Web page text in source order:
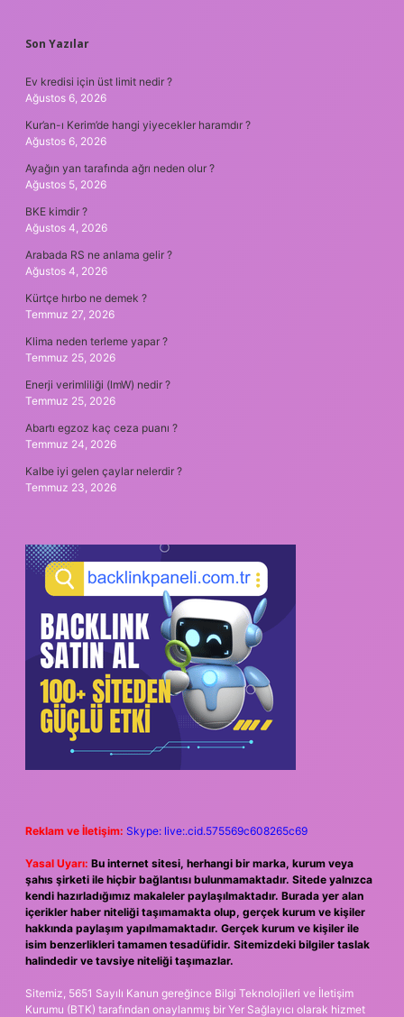
SIDEBAR
Son Yazılar
Ev kredisi için üst limit nedir ?
Ağustos 6, 2026
Kur’an-ı Kerim’de hangi yiyecekler haramdır ?
Ağustos 6, 2026
Ayağın yan tarafında ağrı neden olur ?
Ağustos 5, 2026
BKE kimdir ?
Ağustos 4, 2026
Arabada RS ne anlama gelir ?
Ağustos 4, 2026
Kürtçe hırbo ne demek ?
Temmuz 27, 2026
Klima neden terleme yapar ?
Temmuz 25, 2026
Enerji verimliliği (lmW) nedir ?
Temmuz 25, 2026
Abartı egzoz kaç ceza puanı ?
Temmuz 24, 2026
Kalbe iyi gelen çaylar nelerdir ?
Temmuz 23, 2026
Reklam ve İletişim: Skype: live:.cid.575569c608265c69
Yasal Uyarı: Bu internet sitesi, herhangi bir marka, kurum veya
şahıs şirketi ile hiçbir bağlantısı bulunmamaktadır. Sitede yalnızca
kendi hazırladığımız makaleler paylaşılmaktadır. Burada yer alan
içerikler haber niteliği taşımamakta olup, gerçek kurum ve kişiler
hakkında paylaşım yapılmamaktadır. Gerçek kurum ve kişiler ile
isim benzerlikleri tamamen tesadüfidir. Sitemizdeki bilgiler taslak
halindedir ve tavsiye niteliği taşımazlar.
Sitemiz, 5651 Sayılı Kanun gereğince Bilgi Teknolojileri ve İletişim
Kurumu (BTK) tarafından onaylanmış bir Yer Sağlayıcı olarak hizmet